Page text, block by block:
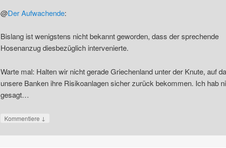
@Der Aufwachende:
Bislang ist wenigstens nicht bekannt geworden, dass der sprechende
Hosenanzug diesbezüglich intervenierte.
Warte mal: Halten wir nicht gerade Griechenland unter der Knute, auf
unsere Banken ihre Risikoanlagen sicher zurück bekommen. Ich hab
gesagt…
Kommentiere ↓